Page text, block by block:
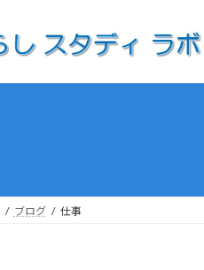
ブログ 仕事